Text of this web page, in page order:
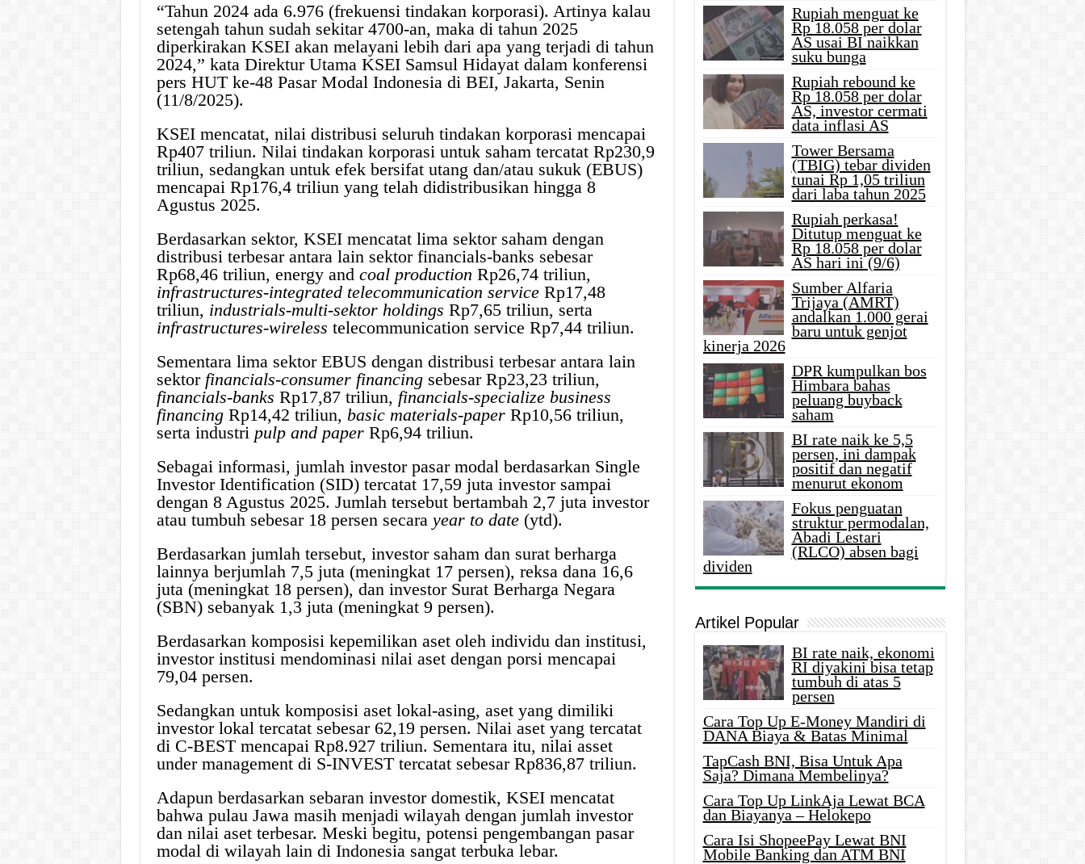
“Tahun 2024 ada 6.976 (frekuensi tindakan korporasi). Artinya kalau
setengah tahun sudah sekitar 4700-an, maka di tahun 2025
diperkirakan KSEI akan melayani lebih dari apa yang terjadi di tahun
2024,” kata Direktur Utama KSEI Samsul Hidayat dalam konferensi
pers HUT ke-48 Pasar Modal Indonesia di BEI, Jakarta, Senin
(11/8/2025).
KSEI mencatat, nilai distribusi seluruh tindakan korporasi mencapai
Rp407 triliun. Nilai tindakan korporasi untuk saham tercatat Rp230,9
triliun, sedangkan untuk efek bersifat utang dan/atau sukuk (EBUS)
mencapai Rp176,4 triliun yang telah didistribusikan hingga 8
Agustus 2025.
Berdasarkan sektor, KSEI mencatat lima sektor saham dengan
distribusi terbesar antara lain sektor financials-banks sebesar
Rp68,46 triliun, energy and coal production Rp26,74 triliun,
infrastructures-integrated telecommunication serviceRp17,48
triliun, industrials-multi-sektor holdings Rp7,65 triliun, serta
infrastructures-wireless telecommunication service Rp7,44 triliun.
Sementara lima sektor EBUS dengan distribusi terbesar antara lain
sektor financials-consumer financingsebesar Rp23,23 triliun,
financials-banks Rp17,87 triliun, financials-specialize business
financingRp14,42 triliun, basic materials-paperRp10,56 triliun,
serta industri pulp and paperRp6,94 triliun.
Sebagai informasi, jumlah investor pasar modal berdasarkan Single
Investor Identification (SID) tercatat 17,59 juta investor sampai
dengan 8 Agustus 2025. Jumlah tersebut bertambah 2,7 juta investor
atau tumbuh sebesar 18 persen secara year to date(ytd).
Berdasarkan jumlah tersebut, investor saham dan surat berharga
lainnya berjumlah 7,5 juta (meningkat 17 persen), reksa dana 16,6
juta (meningkat 18 persen), dan investor Surat Berharga Negara
(SBN) sebanyak 1,3 juta (meningkat 9 persen).
Berdasarkan komposisi kepemilikan aset oleh individu dan institusi,
investor institusi mendominasi nilai aset dengan porsi mencapai
79,04 persen.
Sedangkan untuk komposisi aset lokal-asing, aset yang dimiliki
investor lokal tercatat sebesar 62,19 persen. Nilai aset yang tercatat
di C-BEST mencapai Rp8.927 triliun. Sementara itu, nilai asset
under management di S-INVEST tercatat sebesar Rp836,87 triliun.
Adapun berdasarkan sebaran investor domestik, KSEI mencatat
bahwa pulau Jawa masih menjadi wilayah dengan jumlah investor
dan nilai aset terbesar. Meski begitu, potensi pengembangan pasar
modal di wilayah lain di Indonesia sangat terbuka lebar.
Rupiah menguat ke
Rp 18.058 per dolar
AS usai BI naikkan
suku bunga
Rupiah rebound ke
Rp 18.058 per dolar
AS, investor cermati
data inflasi AS
Tower Bersama
(TBIG) tebar dividen
tunai Rp 1,05 triliun
dari laba tahun 2025
Rupiah perkasa!
Ditutup menguat ke
Rp 18.058 per dolar
AS hari ini (9/6)
Sumber Alfaria
Trijaya (AMRT)
andalkan 1.000 gerai
baru untuk genjot
kinerja 2026
DPR kumpulkan bos
Himbara bahas
peluang buyback
saham
BI rate naik ke 5,5
persen, ini dampak
positif dan negatif
menurut ekonom
Fokus penguatan
struktur permodalan,
Abadi Lestari
(RLCO) absen bagi
dividen
Artikel Popular
BI rate naik, ekonomi
RI diyakini bisa tetap
tumbuh di atas 5
persen
Cara Top Up E-Money Mandiri di
DANA Biaya & Batas Minimal
TapCash BNI, Bisa Untuk Apa
Saja? Dimana Membelinya?
Cara Top Up LinkAja Lewat BCA
dan Biayanya – Helokepo
Cara Isi ShopeePay Lewat BNI
Mobile Banking dan ATM BNI